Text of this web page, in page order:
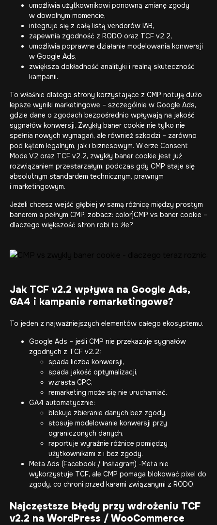
umożliwia użytkownikowi ponowną zmianę zgody
w dowolnym momencie,
integruje się z całą listą vendorów IAB,
zapewnia zgodność z RODO oraz TCF v2.2,
umożliwia poprawne działanie modelowania konwersji
w Google Ads,
zwiększa dokładność analityki i realną skuteczność
kampanii.
To właśnie dlatego strony korzystające z CMP notują dużo
lepsze wyniki marketingowe – szczególnie w Google Ads,
gdzie dane o zgodach bezpośrednio wpływają na jakość
sygnałów konwersji. Zwykły baner cookie nie tylko nie
spełnia nowych wymagań, ale również szkodzi – zarówno
pod kątem legalnym, jak i biznesowym. W erze Consent
Mode V2 oraz TCF v2.2, zwykły baner cookie jest już
rozwiązaniem przestarzałym, podczas gdy CMP staje się
absolutnym standardem technicznym, prawnym
i marketingowym.
Jeżeli chcesz wejść głębiej w samą różnicę między prostym
banerem a pełnym CMP, zobacz: color]CMP vs baner cookie –
dlaczego większość stron robi to źle?
Jak TCF v2.2 wpływa na Google Ads,
GA4 i kampanie remarketingowe?
To jeden z najważniejszych elementów całego ekosystemu.
Google Ads – jeśli CMP nie przekazuje sygnałów
zgodnych z TCF v2.2:
spada liczba konwersji,
spada jakość optymalizacji,
wzrasta CPC,
remarketing może się nie uruchamiać.
GA4 automatycznie:
blokuje zbieranie danych bez zgody,
stosuje modelowanie konwersji przy
ograniczonych danych,
raportuje wyraźnie różnice pomiędzy
użytkownikami z i bez zgody.
Meta Ads (Facebook / Instagram) -Meta nie
wykorzystuje TCF, ale CMP pomaga blokować pixel do
zgody, co chroni przed karami związanymi z RODO.
Najczęstsze błędy przy wdrożeniu TCF
v2.2 na WordPress / WooCommerce